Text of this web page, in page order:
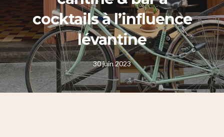
cocktails à l’influence
lévantine
30 juin 2023